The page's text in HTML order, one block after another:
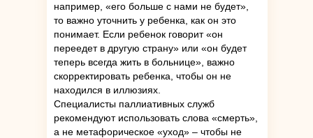
например, «его больше с нами не будет»,
то важно уточнить у ребенка, как он это
понимает. Если ребенок говорит «он
переедет в другую страну» или «он будет
теперь всегда жить в больнице», важно
скорректировать ребенка, чтобы он не
находился в иллюзиях.
Специалисты паллиативных служб
рекомендуют использовать слова «смерть»,
а не метафорическое «уход» – чтобы не